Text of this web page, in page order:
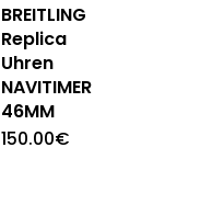
BREITLING
Replica
Uhren
NAVITIMER
46MM
150.00€